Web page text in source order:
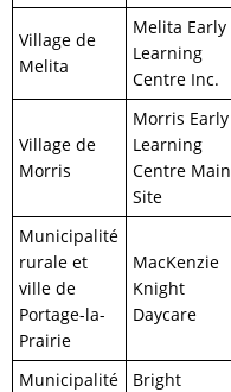
Village de
Melita
Melita Early
Learning
Centre Inc.
Village de
Morris
Morris Early
Learning
Centre Main
Site
Municipalité
rurale et
ville de
Portage-la-
Prairie
MacKenzie
Knight
Daycare
Municipalité
Bright